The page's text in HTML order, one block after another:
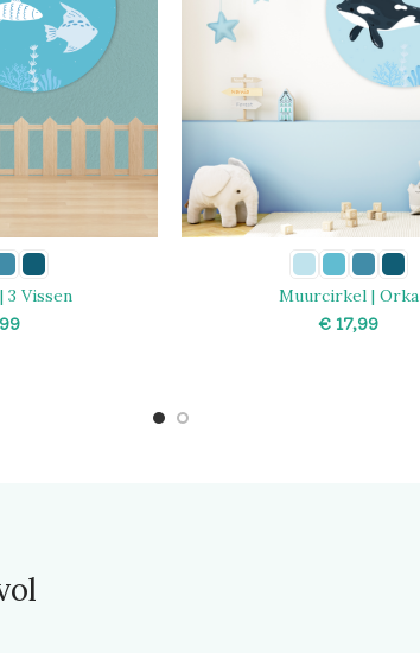
Vissen Muurcirkel | Orka
€